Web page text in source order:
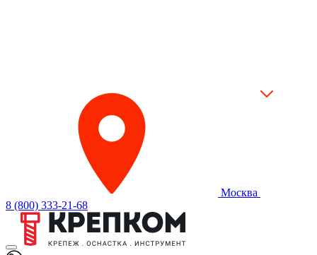
Москва
8 (800) 333-21-68